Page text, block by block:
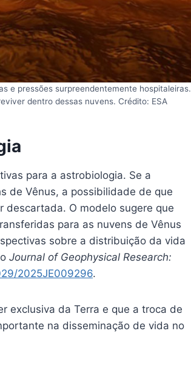
e pressões surpreendentemente hospitaleiras.
dentro dessas nuvens. Crédito: ESA
para a astrobiologia. Se a
de Vênus, a possibilidade de que
descartada. O modelo sugere que
para as nuvens de Vênus
sobre a distribuição da vida
Journal of Geophysical Research:
2025JE009296.
exclusiva da Terra e que a troca de
na disseminação de vida no